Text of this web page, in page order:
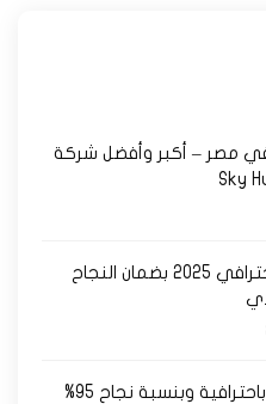
مصر – أكبر وأفضل شركة
انشاء تطبيق احترافي 2025 بضمان النجاح
برمجه تطبيق باحترافية وبنسبة نجاح 95%